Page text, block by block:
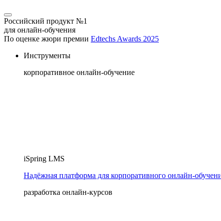
Российский продукт №1
для онлайн-обучения
По оценке жюри премии Edtechs Awards 2025
Инструменты
корпоративное онлайн-обучение
iSpring LMS
Надёжная платформа для корпоративного
разработка онлайн-курсов